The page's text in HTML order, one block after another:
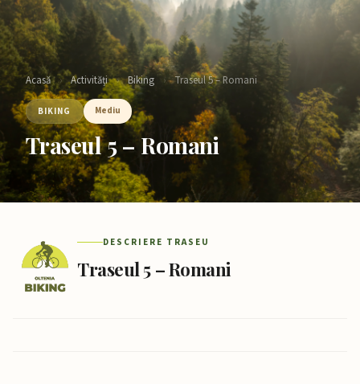
Acasă › Activități › Biking › Traseul 5 – Romani
BIKING Mediu
Traseul 5 – Romani
DESCRIERE TRASEU
Traseul 5 – Romani